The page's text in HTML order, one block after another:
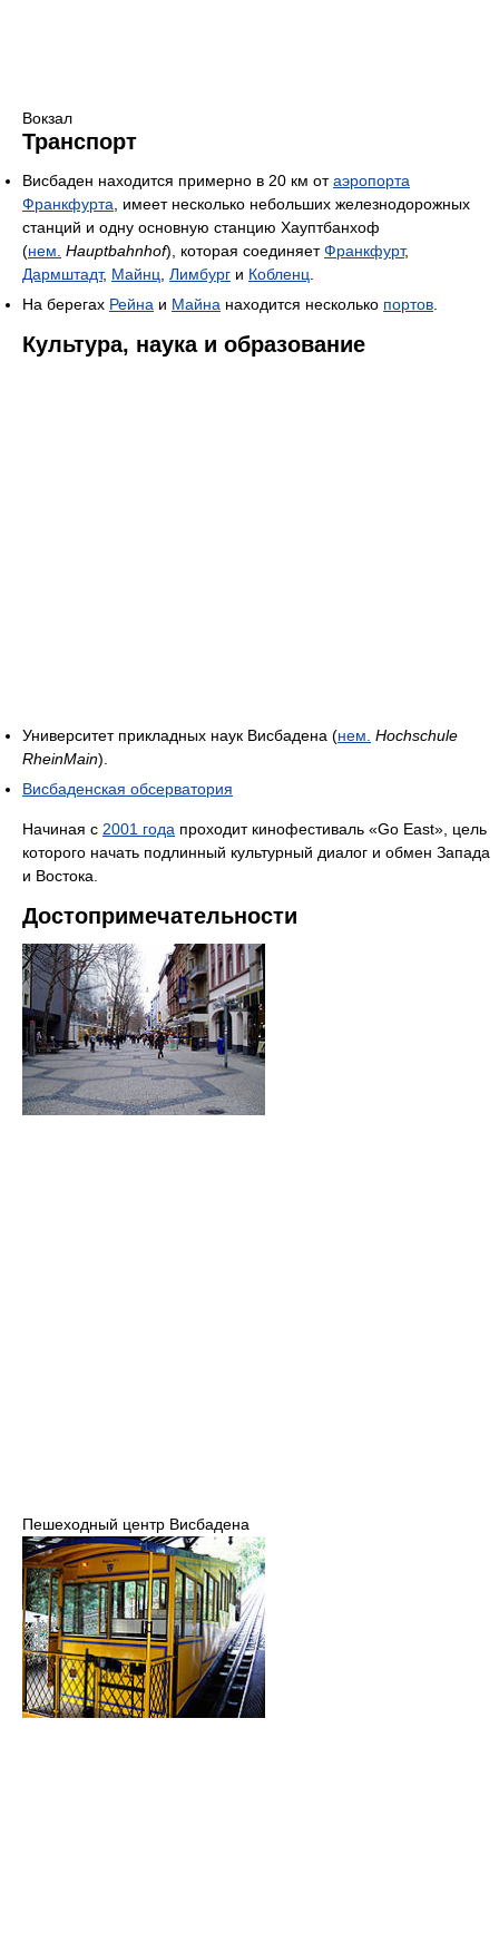
Вокзал
Транспорт
Висбаден находится примерно в 20 км отаэропорта
Франкфурта , имеет несколько небольших железнодорожных
станций и одну основную станцию Хауптбанхоф
(нем. Hauptbahnhof), которая соединяетФранкфурт,
Дармштадт, Майнц Лимбург и Кобленц
На берегах Рейна и Майна находится несколько портов
Культура, наука и образование
Университет прикладных наук Висбадена (нем. Hochschule
RheinMain).
Висбаденская обсерватория
Начиная с 2001 года проходит кинофестиваль «Go East», цель
которого начать подлинный культурный диалог и обмен Запада
и Востока.
Достопримечательности
Пешеходный центр Висбадена